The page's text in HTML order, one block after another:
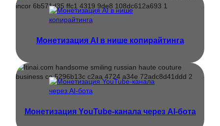
Монетизация AI в нише копирайтинга
Монетизация YouTube-канала через AI-бота